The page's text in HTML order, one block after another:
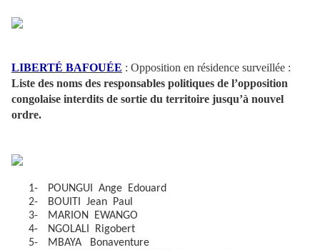
LIBERTÉ BAFOUÉE : Opposition en résidence surveillée :
Liste des noms des responsables politiques de l’opposition
congolaise interdits de sortie du territoire jusqu’à nouvel
ordre.
1- POUNGUI Ange
Edouard
2-
BOUITI Jean
Paul
3-
MARION
EWANGO
4-
NGOLALI
Rigobert
5-
MBAYA
Bonaventure